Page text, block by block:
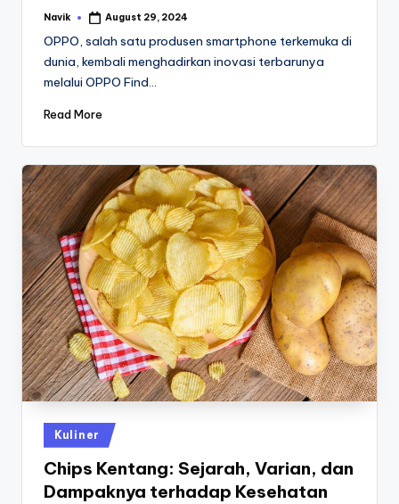
Posted
Navik August 29, 2024
OPPO, salah satu produsen smartphone terkemuka di
dunia, kembali menghadirkan inovasi terbarunya
melalui OPPO Find…
Read More
Posted
in
Kuliner
Chips Kentang: Sejarah, Varian, dan
Dampaknya terhadap Kesehatan